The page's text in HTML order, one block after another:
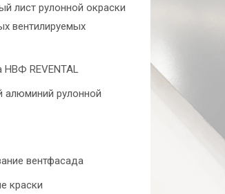
лист рулонной окраски
вентилируемых
НВФ REVENTAL
алюминий рулонной
вентфасада
краски